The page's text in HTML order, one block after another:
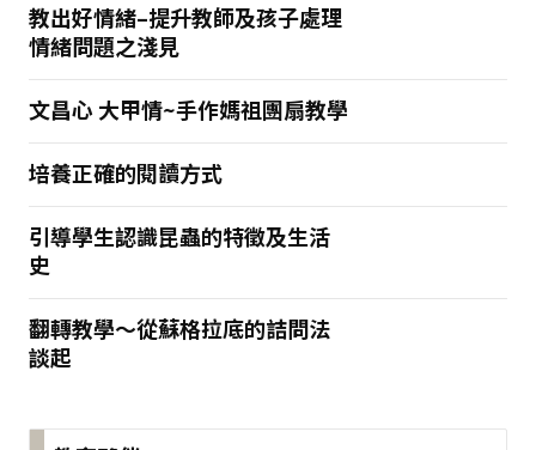
教出好情緒–提升教師及孩子處理
情緒問題之淺見
文昌心 大甲情~手作媽祖團扇教學
培養正確的閱讀方式
引導學生認識昆蟲的特徵及生活
史
翻轉教學～從蘇格拉底的詰問法
談起